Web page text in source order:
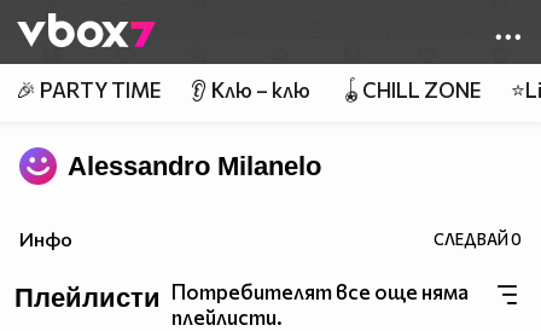
👾
🎉 PARTY TIME 👂 Клю – клю 🪀CHILL ZONE
Alessandro Milanelo
Инфо СЛЕДВАЙ0
Плейлисти Потребителят все още няма
плейлисти.